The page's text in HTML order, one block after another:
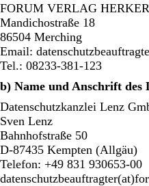
FORUM VERLAG
Mandichostraße 18
86504 Merching
Email:
Tel.: 08233-381-123
b) Name und Anschrift des
Datenschutzkanzlei Lenz
Sven Lenz
Bahnhofstraße 50
D-87435 Kempten (Allgäu)
Telefon: +49 831 930653-00